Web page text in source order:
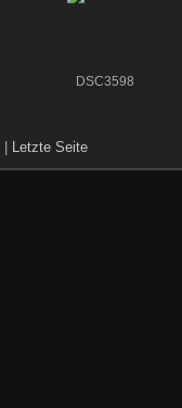
DSC3598
Letzte Seite